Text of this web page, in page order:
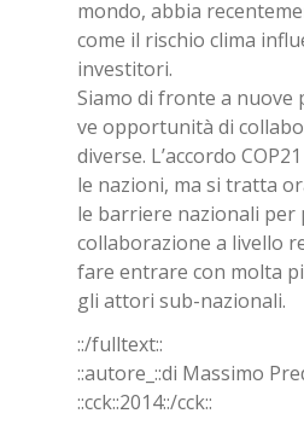
mon­do, ab­bia
come il ri­schio cli­ma
in­ve­sti­to­ri.
Sia­mo di fron­te a
ve op­por­tu­ni­tà di
di­ver­se. L’ac­cor­do
le na­zio­ni, ma si trat­ta
le bar­rie­re na­zio­na­li per
col­la­bo­ra­zio­ne a li­vel­lo
fare en­tra­re con mol­ta
gli at­to­ri sub-na­zio­na­li.
::/full­text::
::au­to­re_::di Mas­si­mo
::cck::2014::/​cck::